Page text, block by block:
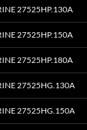
27525HP.130A
27525HP.150A
27525HP.180A
27525HG.130A
27525HG.150A